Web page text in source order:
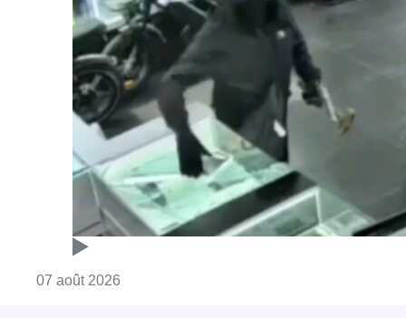
07 août 2026